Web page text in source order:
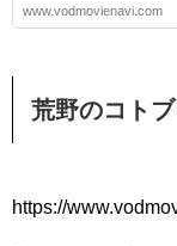
www.vodmovienavi.com
荒野のコト
https://